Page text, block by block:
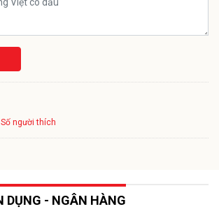
Số người thích
DỤNG - NGÂN HÀNG